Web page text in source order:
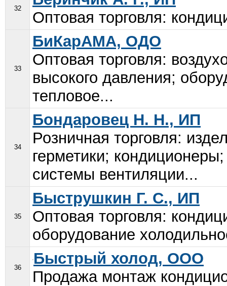
32
Оптовая торговля:
33
БиКарАМА, ОДО
Оптовая торговля:
высокого давления;
тепловое...
34
Бондаровец Н. Н., ИП
Розничная торговля:
герметики;
системы вентиляции...
35
Быструшкин Г. С., ИП
Оптовая торговля:
оборудование
36
Быстрый холод, ООО
Продажа монтаж